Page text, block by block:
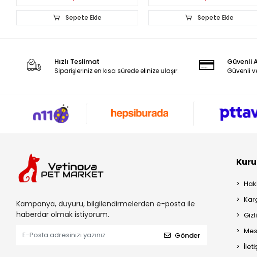
Sepete Ekle Sepete Ekle
Hızlı Teslimat
Siparişleriniz en kısa sürede elinize ulaşır.
Güvenli
Güvenli
Kampanya, duyuru, bilgilendirmelerden e-posta ile
haberdar olmak istiyorum.
Gönder